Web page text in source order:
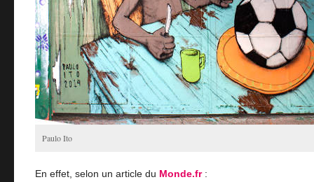
Paulo Ito
En effet, selon un article du Monde.fr: